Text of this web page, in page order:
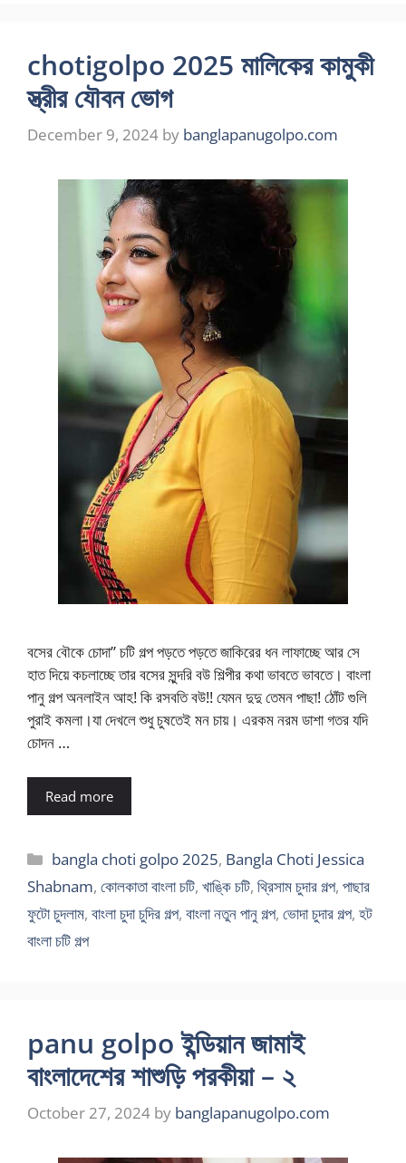
chotigolpo 2025 মালিকের কামুকী
স্ত্রীর যৌবন ভোগ
December 9, 2024 by banglapanugolpo.com
বসের বৌকে চোদা” চটি গল্প পড়তে পড়তে জাকিরের ধন লাফাচ্ছে আর সে
হাত দিয়ে কচলাচ্ছে তার বসের সুন্দরি বউ শিল্পীর কথা ভাবতে ভাবতে। বাংলা
পানু গল্প অনলাইন আহ! কি রসবতি বউ!! যেমন দুদু তেমন পাছা! ঠোঁট গুলি
পুরাই কমলা।যা দেখলে শুধু চুষতেই মন চায়। এরকম নরম ডাশা গতর যদি
চোদন …
Read more
Categories
bangla choti golpo 2025, Bangla Choti Jessica
Shabnam, কোলকাতা বাংলা চটি, খাঙ্কি চটি, থ্রিসাম চুদার গল্প, পাছার
ফুটো চুদলাম, বাংলা চুদা চুদির গল্প, বাংলা নতুন পানু গল্প, ভোদা চুদার গল্প, হট
বাংলা চটি গল্প
panu golpo ইন্ডিয়ান জামাই
বাংলাদেশের শাশুড়ি পরকীয়া – ২
October 27, 2024 by banglapanugolpo.com